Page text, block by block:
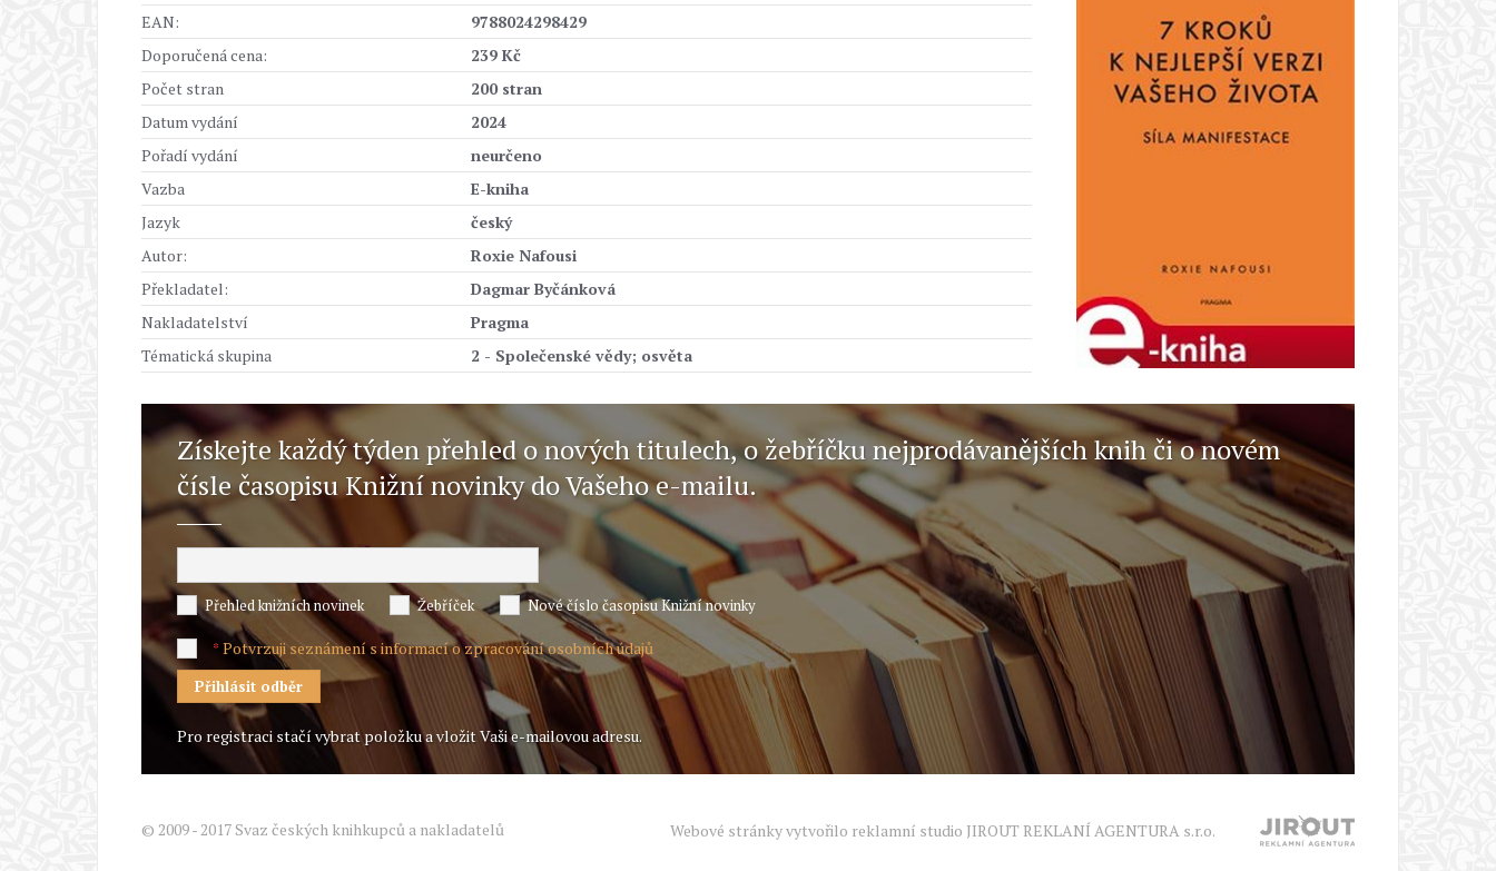
EAN:
9788024298429
Doporučená cena:
239 Kč
Počet stran
200 stran
Datum vydání
2024
Pořadí vydání
neurčeno
Vazba
E-kniha
Jazyk
český
Autor:
Roxie Nafousi
Překladatel:
Dagmar Byčánková
Nakladatelství
Pragma
Tématická skupina
2 - Společenské vědy; osvěta
Získejte každý týden přehled o nových titulech, o žebříčku nejprodávanějších knih či o novém
čísle časopisu Knižní novinky do Vašeho e-mailu.
Přehled knižních novinek Žebříček Nové číslo časopisu Knižní novinky
*Potvrzuji seznámení s informací o zpracování osobních údajů
Pro registraci stačí vybrat položku a vložit Vaši e-mailovou adresu.
© 2009 - 2017 Svaz českých knihkupců a nakladatelů Webové stránky vytvořilo reklamní studio JIROUT REKLANÍ AGENTURA s.r.o.